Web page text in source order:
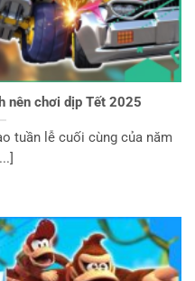
nên chơi dịp Tết 2025
tuần lễ cuối cùng của năm